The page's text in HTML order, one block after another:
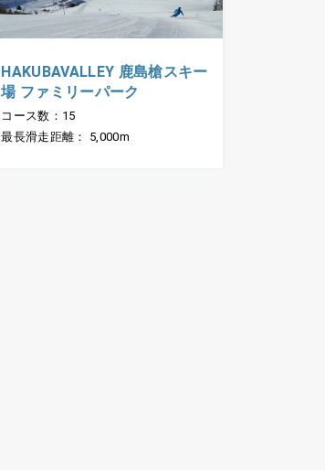
HAKUBAVALLEY 鹿島槍スキー
場 ファミリーパーク
コース数：15
最長滑走距離： 5,000m